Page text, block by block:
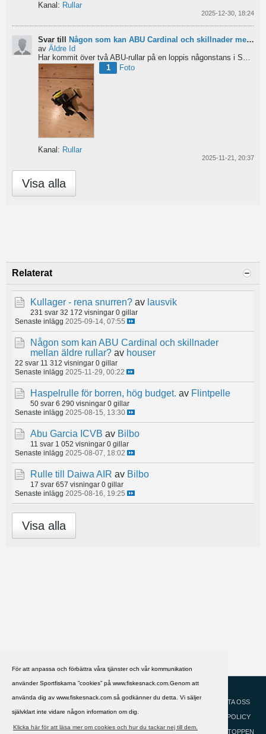
För att anpassa och förbättra våra tjänster och vår kommunikation
använder Sportfiskarna ”cookies” på www.fiskesnack.com.Genom att
använda dig av www.fiskesnack.com så godkänner du detta. Vi säljer
självklart inte vidare någon information om dig.
Klicka här för att läsa mer om cookies och hur du tackar nej till dem.
Kanal: Rullar
2025-12-30, 18:24
Svar till
Någon som kan ABU Cardinal och skillnader mellan äldre rullar?
av Äldre Id
Har kommit över två ABU-rullar på en loppis någonstans i Sverige. Servat själv nu. Den ena är en klassisk...
1
Foto
Kanal: Rullar
2025-11-21, 20:37
Visa alla
Relaterat
Kullager - rena snurren? av lausvik
231 svar 32 172 visningar 0 gillar
Senaste inlägg 2025-09-14, 07:55
Någon som kan ABU Cardinal och skillnader
mellan äldre rullar? av houser
22 svar 11 312 visningar 0 gillar
Senaste inlägg 2025-11-29, 00:22
Haspelrulle för borren, hög budget. av Flintpelle
50 svar 6 290 visningar 0 gillar
Senaste inlägg 2025-08-15, 13:30
Abu Garcia ICVB av Bilbo
11 svar 1 052 visningar 0 gillar
Senaste inlägg 2025-08-07, 18:02
Rulle till Daiwa AIR av Bilbo
17 svar 657 visningar 0 gillar
Senaste inlägg 2025-08-16, 19:25
Visa alla
HJÄLP
KONTAKTA OSS
COOKIEPOLICY
GÅ TILL TOPPEN